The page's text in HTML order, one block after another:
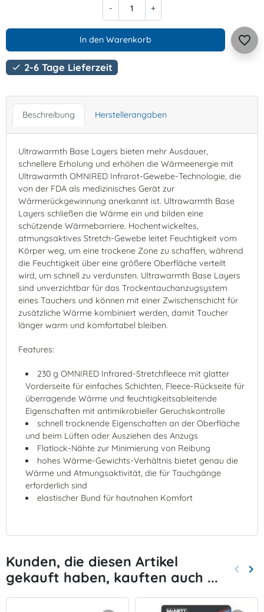
- +
In den Warenkorb favorite_border
 2-6 Tage Lieferzeit
Beschreibung Herstellerangaben
Ultrawarmth Base Layers bieten mehr Ausdauer,
schnellere Erholung und erhöhen die Wärmeenergie mit
Ultrawarmth OMNIRED Infrarot-Gewebe-Technologie, die
von der FDA als medizinisches Gerät zur
Wärmerückgewinnung anerkannt ist. Ultrawarmth Base
Layers schließen die Wärme ein und bilden eine
schützende Wärmebarriere. Hochentwickeltes,
atmungsaktives Stretch-Gewebe leitet Feuchtigkeit vom
Körper weg, um eine trockene Zone zu schaffen, während
die Feuchtigkeit über eine größere Oberfläche verteilt
wird, um schnell zu verdunsten. Ultrawarmth Base Layers
sind unverzichtbar für das Trockentauchanzugsystem
eines Tauchers und können mit einer Zwischenschicht für
zusätzliche Wärme kombiniert werden, damit Taucher
länger warm und komfortabel bleiben.
Features:
230 g OMNIRED Infrared-Stretchfleece mit glatter
Vorderseite für einfaches Schichten, Fleece-Rückseite für
überragende Wärme und feuchtigkeitsableitende
Eigenschaften mit antimikrobieller Geruchskontrolle
schnell trocknende Eigenschaften an der Oberfläche
und beim Lüften oder Ausziehen des Anzugs
Flatlock-Nähte zur Minimierung von Reibung
hohes Wärme-Gewichts-Verhältnis bietet genau die
Wärme und Atmungsaktivität, die für Tauchgänge
erforderlich sind
elastischer Bund für hautnahen Komfort
Kunden, die diesen Artikel
gekauft haben, kauften auch ...
Zurück
keyboard_arrow_left keyboard_arrow_right